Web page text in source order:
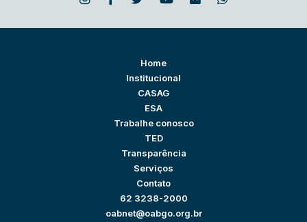
Home
Institucional
CASAG
ESA
Trabalhe conosco
TED
Transparência
Serviços
Contato
62 3238-2000
oabnet@oabgo.org.br